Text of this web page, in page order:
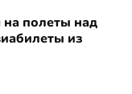
на полеты над
из